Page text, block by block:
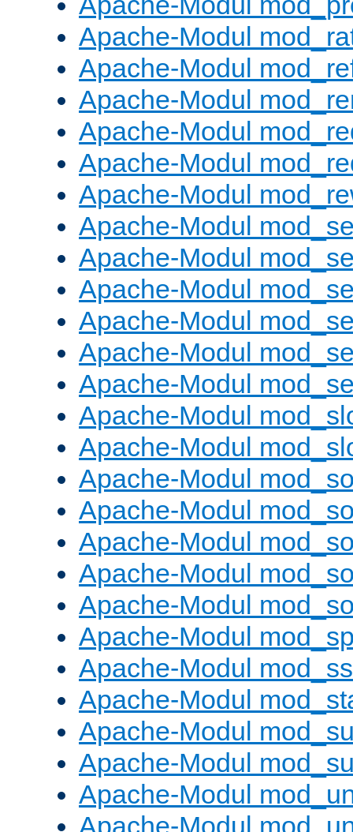
Apache-Modul
Apache-Modul
Apache-Modul
Apache-Modul
Apache-Modul
Apache-Modul
Apache-Modul
Apache-Modul
Apache-Modul
Apache-Modul
Apache-Modul
Apache-Modul
Apache-Modul
Apache-Modul
Apache-Modul
Apache-Modul
Apache-Modul
Apache-Modul
Apache-Modul
Apache-Modul
Apache-Modul
Apache-Modul
Apache-Modul
Apache-Modul
Apache-Modul
Apache-Modul